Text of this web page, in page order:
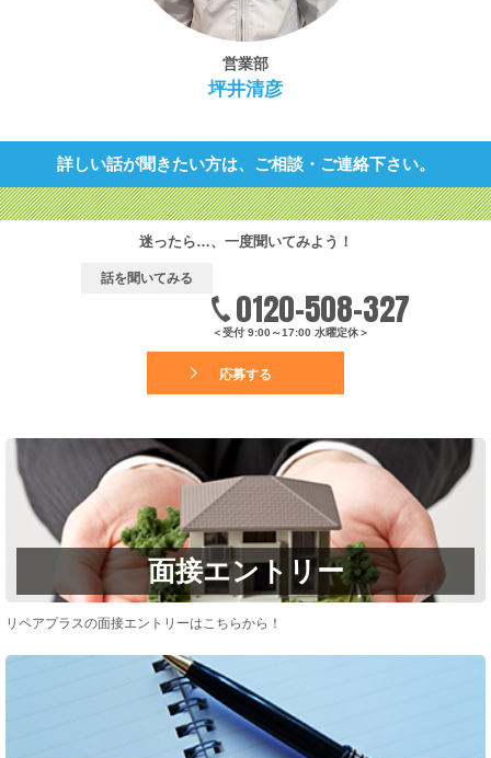
営業部
坪井清彦
詳しい話が聞きたい方は、ご相談・ご連絡下さい。
迷ったら…、一度聞いてみよう！
話を聞いてみる
0120-508-327
＜受付 9:00～17:00 水曜定休＞
応募する
面接エントリー
リペアプラスの面接エントリーはこちらから！